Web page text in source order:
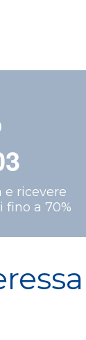
e ricevere
fino a 70%